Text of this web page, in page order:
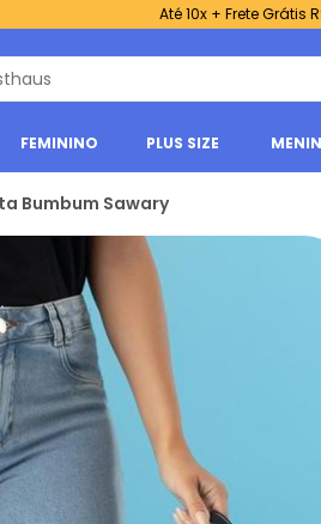
Até 10x + Frete Grátis
FEMININO PLUS SIZE
Bumbum Sawary